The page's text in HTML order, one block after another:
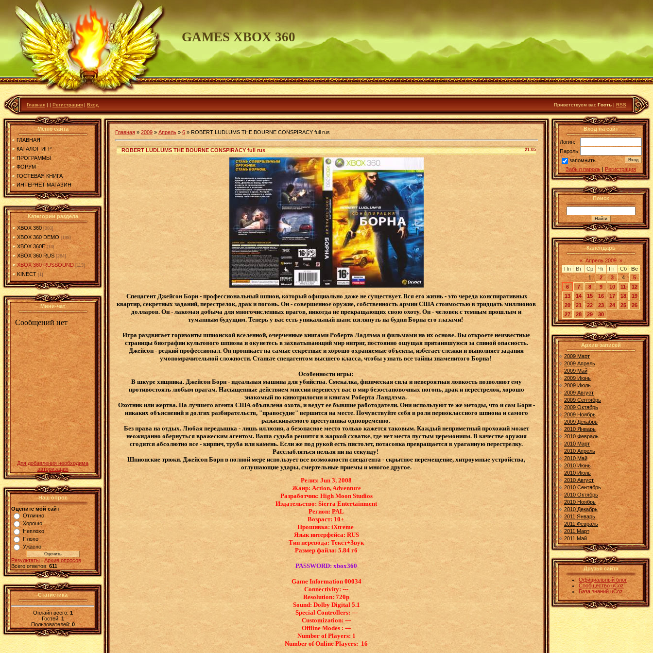
GAMES XBOX 360
Главная | | Регистрация | Вход Приветствуем вас Гость | RSS
Меню сайта
ГЛАВНАЯ
КАТАЛОГ ИГР
ПРОГРАММЫ
ФОРУМ
ГОСТЕВАЯ КНИГА
ИНТЕРНЕТ МАГАЗИН
Категории раздела
XBOX 360 [380]
XBOX 360 DEMO [198]
XBOX 360E [13]
XBOX 360 RUS [264]
XBOX 360 RUSSOUND [113]
KINECT [1]
Мини-чат
Для добавления необходима
авторизация
Наш опрос
Оцените мой сайт
Отлично
Хорошо
Неплохо
Плохо
Ужасно
Результаты | Архив опросов
Всего ответов: 611
Статистика
Онлайн всего:1
Гостей:1
Пользователей: 0
Главная » 2009 » Апрель » 6 » ROBERT LUDLUMS THE BOURNE CONSPIRACY full rus
21:05
ROBERT LUDLUMS THE BOURNE CONSPIRACY full rus
Спецагент Джейсон Борн - профессиональный шпион, который официально даже не существует. Вся его жизнь - это череда конспиративных
квартир, секретных заданий, перестрелок, драк и погонь. Он - совершенное оружие, собственность армии США стоимостью в тридцать миллионов
долларов. Он - лакомая добыча для многочисленных врагов, никогда не прекращающих свою охоту. Он - человек с темным прошлым и
туманным будущим. Теперь у вас есть уникальный шанс взглянуть на будни Борна его глазами!
Игра раздвигает горизонты шпионской вселенной, очерченные книгами Роберта Ладлэма и фильмами на их основе. Вы откроете неизвестные
страницы биографии культового шпиона и окунетесь в захватывающий мир интриг, постоянно ощущая притаившуюся за спиной опасность.
Джейсон - редкий профессионал. Он проникает на самые секретные и хорошо охраняемые объекты, избегает слежки и выполняет задания
умопомрачительной сложности. Станьте спецагентом высшего класса, чтобы узнать все тайны знаменитого Борна!
Особенности игры:
В шкуре хищника. Джейсон Борн - идеальная машина для убийства. Смекалка, физическая сила и невероятная ловкость позволяют ему
противостоять любым врагам. Насыщенные действием миссии перенесут вас в мир безостановочных погонь, драк и перестрелок, хорошо
знакомый по кинотрилогии и книгам Роберта Ландлэма.
Охотник или жертва. На лучшего агента США объявлена охота, и ведут ее бывшие работодатели. Они используют те же методы, что и сам Борн -
никаких объяснений и долгих разбирательств, "правосудие" вершится на месте. Почувствуйте себя в роли первоклассного шпиона и самого
разыскиваемого преступника одновременно.
Без права на отдых. Любая передышка - лишь иллюзия, а безопасное место только кажется таковым. Каждый неприметный прохожий может
неожиданно обернуться вражеским агентом. Ваша судьба решится в жаркой схватке, где нет места пустым церемониям. В качестве оружия
сгодится абсолютно все - кирпич, труба или камень. Если же под рукой есть пистолет, потасовка превращается в ураганную перестрелку.
Расслабляться нельзя ни на секунду!
Шпионские трюки. Джейсон Борн в полной мере использует все возможности спецагента - скрытное перемещение, хитроумные устройства,
оглушающие удары, смертельные приемы и многое другое.
Релиз: Jun 3, 2008
Жанр: Action, Adventure
Разработчик: High Moon Studios
Издательство: Sierra Entertainment
Регион: PAL
Возраст: 10+
Прошивка: iXtreme
Язык интерфейса: ​RUS
Тип перевода: Текст+Звук
Размер файла: 5.84 гб
PASSWORD: xbox360
Game Information 00034
Connectivity: ---
Resolution: 720p
Sound: Dolby Digital 5.1
Special Controllers: ---
Customization: ---
Offline Modes : ---
Number of Players: 1
Number of Online Players: 16
Вход на сайт
Логин:
Пароль:
запомнить
Забыл пароль | Регистрация
Поиск
Календарь
« Апрель 2009 »
Пн
Вт Ср Чт Пт Сб
Вс
1
2 3 4
5
6
7 8 9 10 11
12
13
14 15 16 17 18
19
20
21 22 23 24 25
26
27
28 29 30
Архив записей
2009 Март
2009 Апрель
2009 Май
2009 Июнь
2009 Июль
2009 Август
2009 Сентябрь
2009 Октябрь
2009 Ноябрь
2009 Декабрь
2010 Январь
2010 Февраль
2010 Март
2010 Апрель
2010 Май
2010 Июнь
2010 Июль
2010 Август
2010 Сентябрь
2010 Октябрь
2010 Ноябрь
2010 Декабрь
2011 Январь
2011 Февраль
2011 Март
2011 Май
Друзья сайта
Официальный блог
Сообщество uCoz
База знаний uCoz